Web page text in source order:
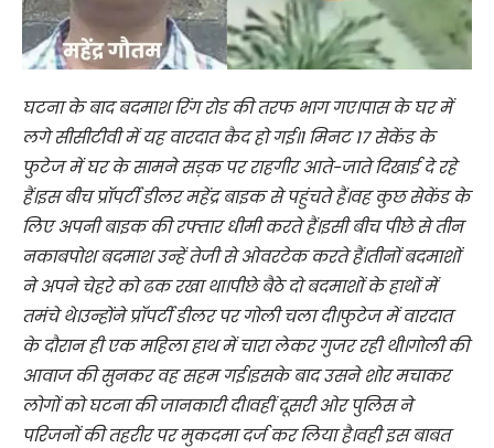
घटना के बाद बदमाश रिंग रोड की तरफ भाग गए।पास के घर में
लगे सीसीटीवी में यह वारदात कैद हो गई।1 मिनट 17 सेकेंड के
फुटेज में घर के सामने सड़क पर राहगीर आते-जाते दिखाई दे रहे
हैं।इस बीच प्रॉपर्टी डीलर महेंद्र बाइक से पहुंचते हैं।वह कुछ सेकेंड के
लिए अपनी बाइक की रफ्तार धीमी करते हैं।इसी बीच पीछे से तीन
नकाबपोश बदमाश उन्हें तेजी से ओवरटेक करते हैं।तीनों बदमाशों
ने अपने चेहरे को ढक रखा था।पीछे बैठे दो बदमाशों के हाथों में
तमंचे थे।उन्होंने प्रॉपर्टी डीलर पर गोली चला दी।फुटेज में वारदात
के दौरान ही एक महिला हाथ में चारा लेकर गुजर रही थी।गोली की
आवाज की सुनकर वह सहम गई।इसके बाद उसने शोर मचाकर
लोगों को घटना की जानकारी दी।वहीं दूसरी ओर पुलिस ने
परिजनों की तहरीर पर मुकदमा दर्ज कर लिया है।वही इस बाबत